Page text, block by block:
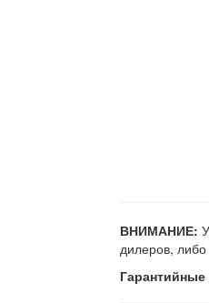
ВНИМАНИЕ:
дилеров, либо